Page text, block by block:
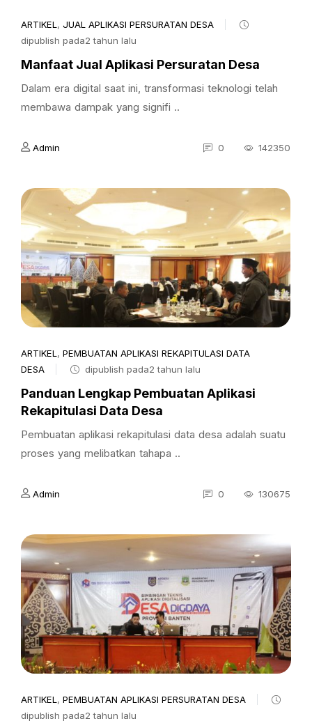
ARTIKEL , JUAL APLIKASI PERSURATAN DESA
dipublish pada2 tahun lalu
Manfaat Jual Aplikasi Persuratan Desa
Dalam era digital saat ini, transformasi teknologi telah
membawa dampak yang signifi ..
Admin 0 142350
ARTIKEL , PEMBUATAN APLIKASI REKAPITULASI DATA
DESA
dipublish pada2 tahun lalu
Panduan Lengkap Pembuatan Aplikasi
Rekapitulasi Data Desa
Pembuatan aplikasi rekapitulasi data desa adalah suatu
proses yang melibatkan tahapa ..
Admin 0 130675
ARTIKEL , PEMBUATAN APLIKASI PERSURATAN DESA
dipublish pada2 tahun lalu